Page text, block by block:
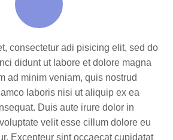
consectetur adi pisicing elit, sed do
didunt ut labore et dolore magna
ad minim veniam, quis nostrud
laboris nisi ut aliquip ex ea
Duis aute irure dolor in
velit esse cillum dolore eu
Excepteur sint occaecat cupidatat